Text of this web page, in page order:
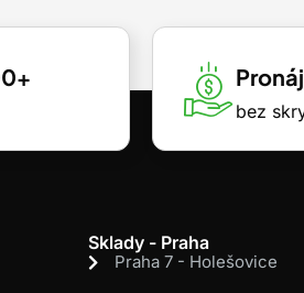
bez
Sklady - Praha
Praha 7 - Holešovice